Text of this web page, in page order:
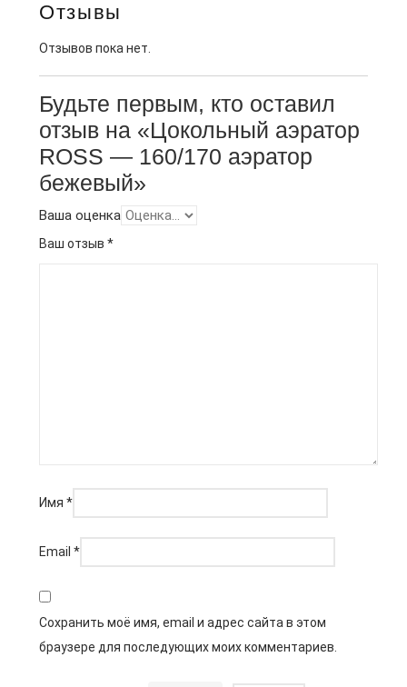
Отзывы
Отзывов пока нет.
Будьте первым, кто оставил
отзыв на «Цокольный аэратор
ROSS — 160/170 аэратор
бежевый»
Ваша оценка
Ваш отзыв *
Имя *
Email *
Сохранить моё имя, email и адрес сайта в этом
браузере для последующих моих комментариев.